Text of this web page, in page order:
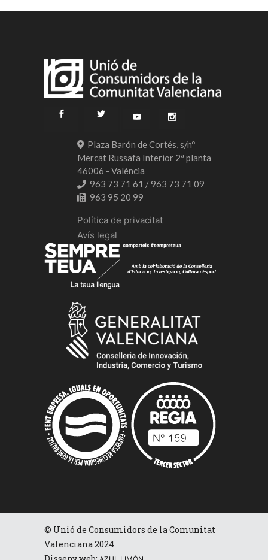
Plaza Barón de Cortés, s/nº
Mercat Russafa Interior 2ª planta
46006 - València
963 73 71 61 / 963 73 71 09
963 95 20 99
Política de privacitat
Avís legal
© Unió de Consumidors de la Comunitat
Valenciana 2024